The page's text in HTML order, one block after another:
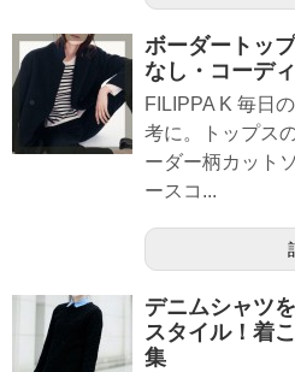
ボーダートッ
なし・コーデ
FILIPPA K 毎日
考に。トップス
ーダー柄カット
ースコ...
デニムシャツ
スタイル！着
集